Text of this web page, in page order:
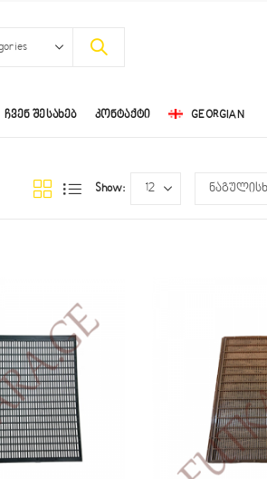
ᲩᲕᲔᲜ ᲨᲔᲡᲐᲮᲔᲑ ᲙᲝᲜᲢᲐᲥᲢᲘ GEORGIAN
Show: